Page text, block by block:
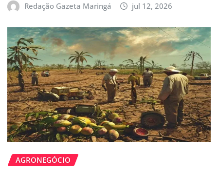
Redação Gazeta Maringá jul 12, 2026
AGRONEGÓCIO